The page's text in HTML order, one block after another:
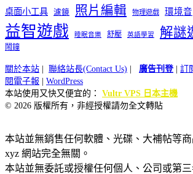
桌面小工具 濾鏡 照片編輯 物理遊戲 環境音
益智遊戲 睡眠音樂 舒壓 英語學習 解謎
鬧鐘
關於本站 聯絡站長(Contact Us) 廣告刊登| 訂
閱電子報
WordPress
本站使用又快又便宜的： Vultr VPS 日本主機
© 2026 版權所有，非經授權請勿全文轉貼
本站並無銷售任何軟體、光碟、大補帖等
xyz 網站完全無關。
本站並無委託或授權任何個人、公司或第